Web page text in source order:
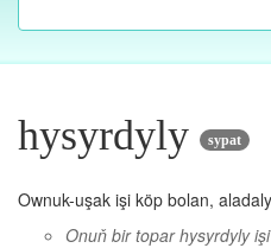
hysyrdyly sypat
Ownuk-uşak işi köp bolan,
Onuň bir topar hysyrdyly